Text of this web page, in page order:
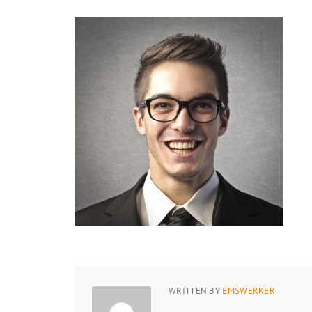
WRITTEN BY EMSWERKER